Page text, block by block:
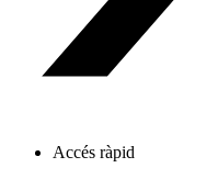
Accés ràpid